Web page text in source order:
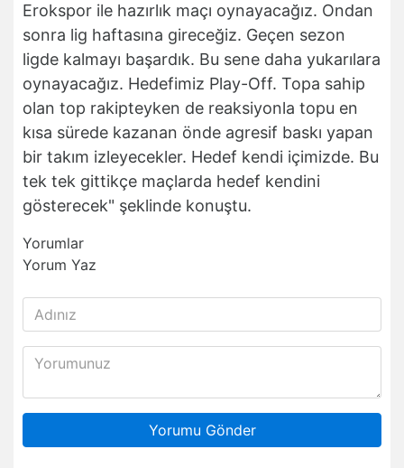
Erokspor ile hazırlık maçı oynayacağız. Ondan
sonra lig haftasına gireceğiz. Geçen sezon
ligde kalmayı başardık. Bu sene daha yukarılara
oynayacağız. Hedefimiz Play-Off. Topa sahip
olan top rakipteyken de reaksiyonla topu en
kısa sürede kazanan önde agresif baskı yapan
bir takım izleyecekler. Hedef kendi içimizde. Bu
tek tek gittikçe maçlarda hedef kendini
gösterecek" şeklinde konuştu.
Yorumlar
Yorum Yaz
Yorumu Gönder